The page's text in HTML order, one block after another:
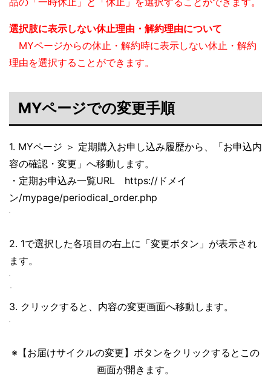
選択肢に表示しない休止理由・解約理由について
MYページからの休止・解約時に表示しない休止・解約
理由を選択することができます。
MYページでの変更手順
1. MYページ ＞ 定期購入お申し込み履歴から、「お申込内
容の確認・変更」へ移動します。
・定期お申込み一覧URL https://ドメイ
ン/mypage/periodical_order.php
2. 1で選択した各項目の右上に「変更ボタン」が表示され
ます。
3. クリックすると、内容の変更画面へ移動します。
※【お届けサイクルの変更】ボタンをクリックするとこの
画面が開きます。